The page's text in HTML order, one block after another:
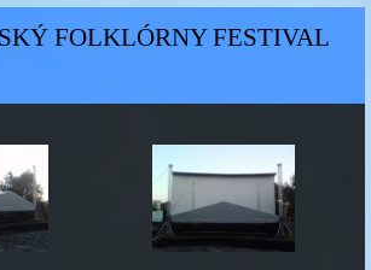
FOLKLÓRNY FESTIVAL